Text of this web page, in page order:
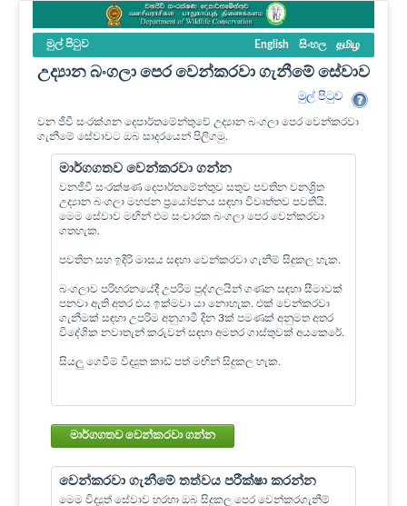
මුල් පි‍ටුව English සිංහල தமிழ
උද්‍යාන බංගලා පෙර වෙන්කරවා ගැනීමේ සේවාව
මුල් පි‍ටුව
වන ජීවී සංරක්ශන දෙපාර්තමේන්තුවේ උද්‍යාන බංගලා පෙර වෙන්කරවා
ගැනීමේ සේවාවට ඔබ සාදරයෙන් පිලිගමු.
මාර්ගගතව වෙන්කරවා ගන්න
වනජීවී සංරක්ෂණ දෙපාර්තමේන්තුව සතුව පවතින වනශ්‍රිත
උද්‍යාන බංගලා මහජන ප්‍රයෝජනය සඳහා විවෘත්තව පවතියි.
මෙම සේවාව මඟින් එම සංචාරක බංගලා පෙර වෙන්කරවා
ගතහැක.
පවතින සහ ඉදිරි මාසය සඳහා වෙන්කරවා ගැනීම් සිදුකල හැක.
බංගලාව පරිහරනයේදී උපරිම පුද්ගලයින් ගණන සඳහා සීමාවක්
පනවා ඇති අතර එය ඉක්මවා යා නොහැක. එක් වෙන්කරවා
ගැනීමක් සඳහා උපරිම අනුගාමී දින 3ක් පමණක් අනුමත අතර
විදේශික නවාතැන් කරුවන් සඳහා අමතර ගාස්තුවක් අයකෙරේ.
සියලු ගෙවීම් විද්‍යුත කාඩ් පත් මඟින් සිදුකල හැක.
මාර්ගගතව වෙන්කරවා ගන්න
වෙන්කරවා ගැනීමේ තත්වය පරීක්ෂා කරන්න
මෙම විද්‍යුත් සේවාව හරහා ඔබ සිදුකල පෙර වෙන්කරගැනීම්